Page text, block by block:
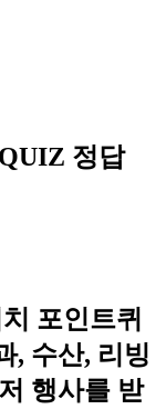
정답
포인트퀴
, 수산, 리빙
행사를 받